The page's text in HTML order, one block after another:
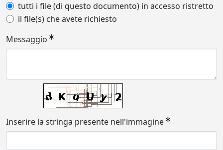
tutti i file (di questo documento) in accesso ristretto
il file(s) che avete richiesto
Messaggio
Inserire la stringa presente nell'immagine